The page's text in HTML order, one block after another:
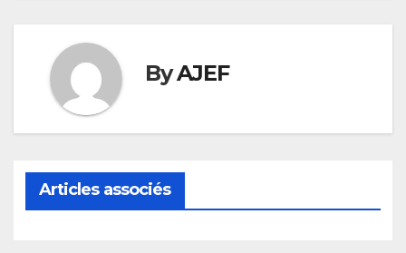
ByAJEF
Articles associés